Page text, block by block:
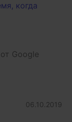
когда
Google
06.10.2019